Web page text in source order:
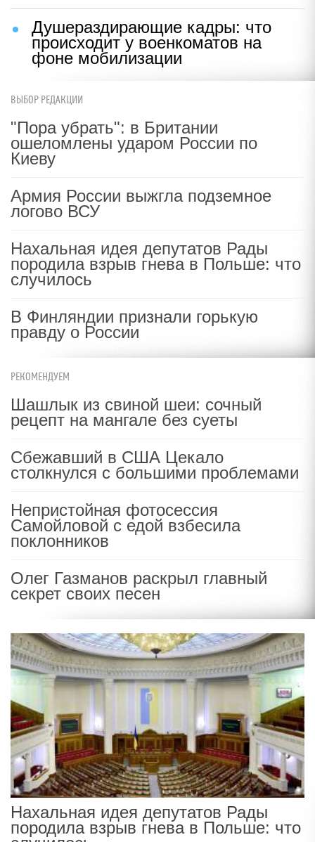
Душераздирающие кадры: что
происходит у военкоматов на
фоне мобилизации
ВЫБОР РЕДАКЦИИ
"Пора убрать": в Британии
ошеломлены ударом России по
Киеву
Армия России выжгла подземное
логово ВСУ
Нахальная идея депутатов Рады
породила взрыв гнева в Польше: что
случилось
В Финляндии признали горькую
правду о России
РЕКОМЕНДУЕМ
Шашлык из свиной шеи: сочный
рецепт на мангале без суеты
Сбежавший в США Цекало
столкнулся с большими проблемами
Непристойная фотосессия
Самойловой с едой взбесила
поклонников
Олег Газманов раскрыл главный
секрет своих песен
Нахальная идея депутатов Рады
породила взрыв гнева в Польше: что